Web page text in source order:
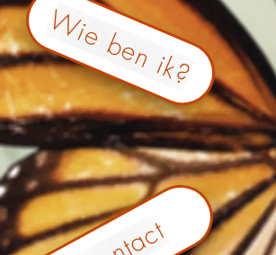
Wie ben ik?